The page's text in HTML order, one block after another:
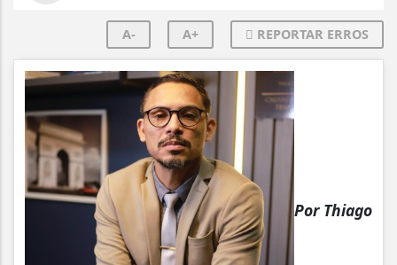
A- A+ REPORTAR ERROS
Por Thiago